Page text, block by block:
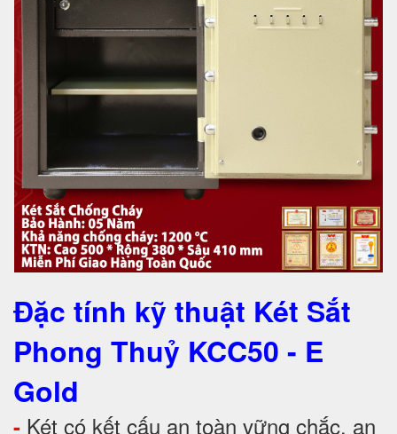
Đặc tính kỹ thuật Két Sắt
Phong Thuỷ KCC50 - E
Gold
- Két có kết cấu an toàn vững chắc, an